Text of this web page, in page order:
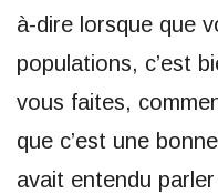
à-dire lorsque que
populations, c’est
vous faites,
que c’est une
avait entendu